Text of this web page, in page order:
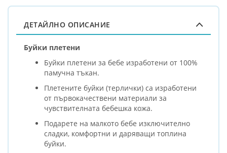
ДЕТАЙЛНО ОПИСАНИЕ
Буйки плетени
Буйки плетени за бебе изработени от 100%
памучна тъкан.
Плетените буйки (терлички) са изработени
от първокачествени материали за
чувствителната бебешка кожа.
Подарете на малкото бебе изключително
сладки, комфортни и даряващи топлина
буйки.